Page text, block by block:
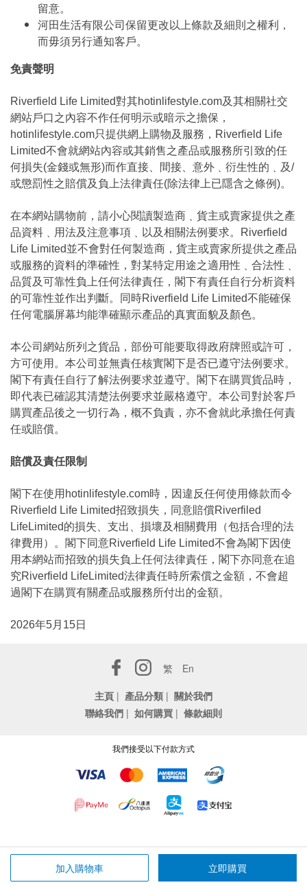
加入購物車 立即購買
留意。
河田生活有限公司保留更改以上條款及細則之權利，
而毋須另行通知客戶。
免責聲明
Riverfield Life Limited對其hotinlifestyle.com及其相關社交
網站戶口之內容不作任何明示或暗示之擔保，
hotinlifestyle.com只提供網上購物及服務，Riverfield Life
Limited不會就網站內容或其銷售之產品或服務所引致的任
何損失(金錢或無形)而作直接、間接、意外﹑衍生性的﹑及/
或懲罰性之賠償及負上法律責任(除法律上已隱含之條例)。
在本網站購物前，請小心閱讀製造商﹑貨主或賣家提供之產
品資料﹑用法及注意事項﹑以及相關法例要求。Riverfield
Life Limited並不會對任何製造商，貨主或賣家所提供之產品
或服務的資料的準確性，對某特定用途之適用性﹑合法性﹑
品質及可靠性負上任何法律責任，閣下有責任自行分析資料
的可靠性並作出判斷。同時Riverfield Life Limited不能確保
任何電腦屏幕均能準確顯示產品的真實面貌及顏色。
本公司網站所列之貨品，部份可能要取得政府牌照或許可，
方可使用。本公司並無責任核實閣下是否已遵守法例要求。
閣下有責任自行了解法例要求並遵守。閣下在購買貨品時，
即代表已確認其清楚法例要求並嚴格遵守。本公司對於客戶
購買產品後之一切行為，概不負責，亦不會就此承擔任何責
任或賠償。
賠償及責任限制
閣下在使用hotinlifestyle.com時，因違反任何使用條款而令
Riverfield Life Limited招致損失，同意賠償Riverfiled
LifeLimited的損失、支出、損壞及相關費用（包括合理的法
律費用）。閣下同意Riverfield Life Limited不會為閣下因使
用本網站而招致的損失負上任何法律責任，閣下亦同意在追
究Riverfield LifeLimited法律責任時所索償之金額，不會超
過閣下在購買有關產品或服務所付出的金額。
2026年5月15日
繁
En
主頁 | 產品分類 | 關於我們
聯絡我們 | 如何購買 | 條款細則
我們接受以下付款方式